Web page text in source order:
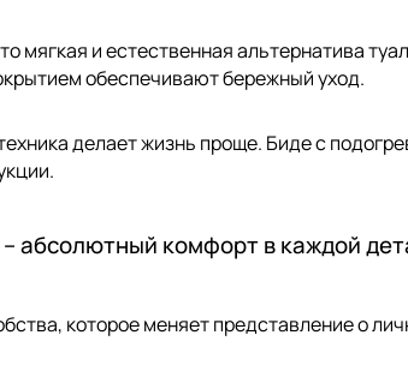
мягкая и естественная альтернатива
обеспечивают бережный уход.
делает жизнь проще. Биде с
абсолютный комфорт в каждой
которое меняет представление о